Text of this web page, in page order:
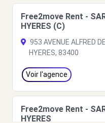
Free2move Rent -
HYERES (C)
953 AVENUE ALFRED
HYERES, 83400
Voir l'agence
Free2move Rent -
HYERES